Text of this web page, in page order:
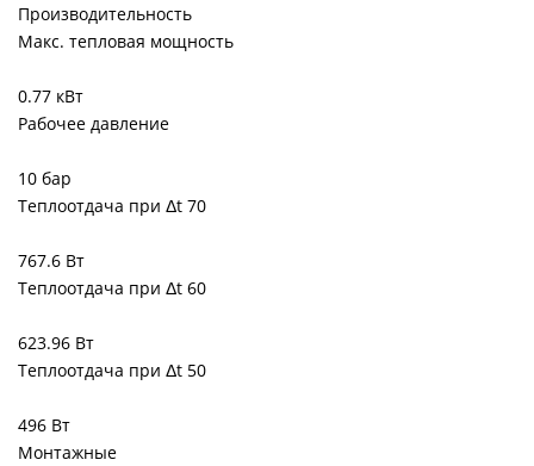
Производительность
Макс. тепловая мощность
0.77 кВт
Рабочее давление
10 бар
Теплоотдача при Δt 70
767.6 Вт
Теплоотдача при Δt 60
623.96 Вт
Теплоотдача при Δt 50
496 Вт
Монтажные